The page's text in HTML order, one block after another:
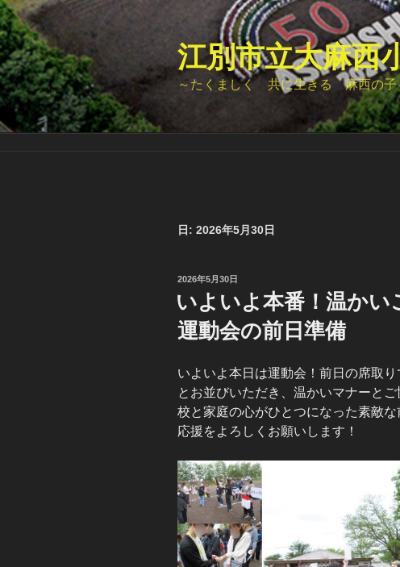
コ
ン
テ
ン
ツ
へ
ス
江別市立大麻
～たくましく 共に生きる 麻西の子
日: 2026年5月30日
投
日:
2026年5月30日
いよいよ本番！温かい
運動会の前日準備
いよいよ本日は運動会！前日の席取
とお並びいただき、温かいマナーと
校と家庭の心がひとつになった素敵
応援をよろしくお願いします！